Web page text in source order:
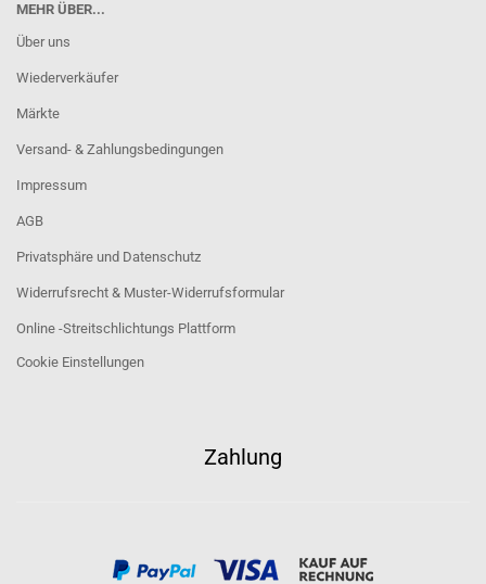
MEHR ÜBER...
Über uns
Wiederverkäufer
Märkte
Versand- & Zahlungsbedingungen
Impressum
AGB
Privatsphäre und Datenschutz
Widerrufsrecht & Muster-Widerrufsformular
Online -Streitschlichtungs Plattform
Cookie Einstellungen
Zahlung